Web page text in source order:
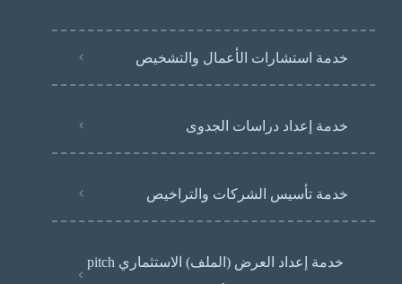
خدمة استشارات الأعمال والتشخيص
خدمة إعداد دراسات الجدوى
خدمة تأسيس الشركات والتراخيص
خدمة إعداد العرض (الملف) الاستثماري pitch